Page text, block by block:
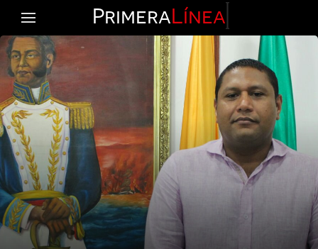
PrimeraLínea